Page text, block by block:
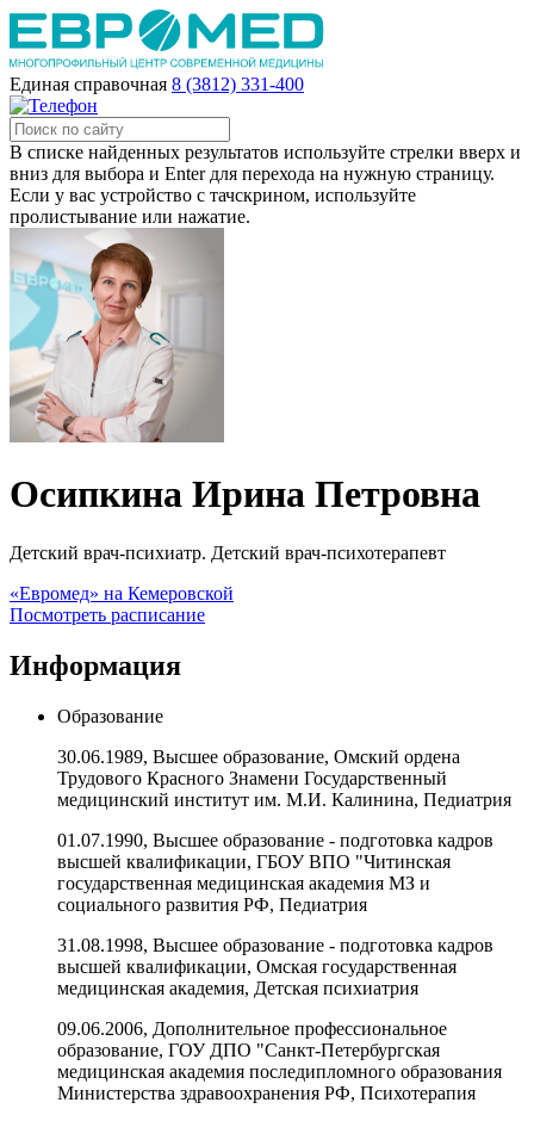
Единая справочная 8 (3812) 331-400
В списке найденных результатов используйте стрелки вверх и
вниз для выбора и Enter для перехода на нужную страницу.
Если у вас устройство с тачскрином, используйте
пролистывание или нажатие.
Осипкина Ирина Петровна
Детский врач-психиатр. Детский врач-психотерапевт
«Евромед» на Кемеровской
Посмотреть расписание
Информация
Образование
30.06.1989, Высшее образование, Омский ордена
Трудового Красного Знамени Государственный
медицинский институт им. М.И. Калинина, Педиатрия
01.07.1990, Высшее образование - подготовка кадров
высшей квалификации, ГБОУ ВПО "Читинская
государственная медицинская академия МЗ и
социального развития РФ, Педиатрия
31.08.1998, Высшее образование - подготовка кадров
высшей квалификации, Омская государственная
медицинская академия, Детская психиатрия
09.06.2006, Дополнительное профессиональное
образование, ГОУ ДПО "Санкт-Петербургская
медицинская академия последипломного образования
Министерства здравоохранения РФ, Психотерапия